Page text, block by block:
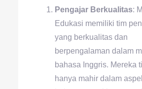
Pengajar Berkualitas:
Edukasi memiliki tim
yang berkualitas dan
berpengalaman dalam
bahasa Inggris. Mereka
hanya mahir dalam